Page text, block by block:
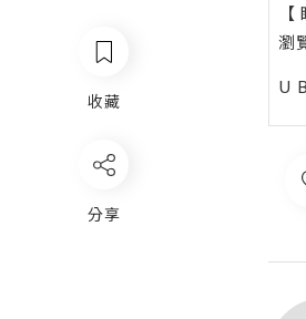
收藏
分享
瀏
U